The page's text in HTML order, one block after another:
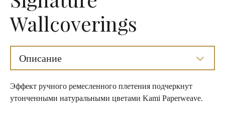
Wallcoverings
Описание
Эффект ручного ремесленного плетения подчеркнут
утонченными натуральными цветами Kami Paperweave.